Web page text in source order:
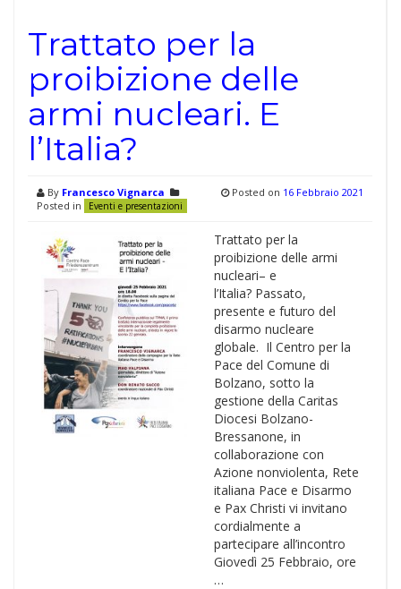
Trattato per la
proibizione delle
armi nucleari. E
l’Italia?
By Francesco Vignarca
Posted in
Eventi e presentazioni
Posted on 16 Febbraio 2021
Trattato per la
proibizione delle armi
nucleari– e
l’Italia? Passato,
presente e futuro del
disarmo nucleare
globale. Il Centro per la
Pace del Comune di
Bolzano, sotto la
gestione della Caritas
Diocesi Bolzano-
Bressanone, in
collaborazione con
Azione nonviolenta, Rete
italiana Pace e Disarmo
e Pax Christi vi invitano
cordialmente a
partecipare all’incontro
Giovedì 25 Febbraio, ore
…